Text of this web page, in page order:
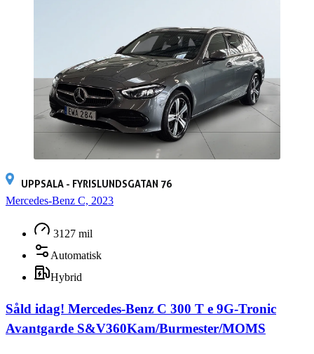
UPPSALA - FYRISLUNDSGATAN 76
Mercedes-Benz C, 2023
3127 mil
Automatisk
Hybrid
Såld idag! Mercedes-Benz C 300 T e 9G-Tronic
Avantgarde S&V360Kam/Burmester/MOMS